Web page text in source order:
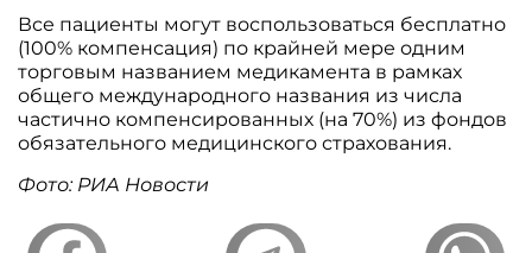
Все пациенты могут воспользоваться бесплатно
(100% компенсация) по крайней мере одним
торговым названием медикамента в рамках
общего международного названия из числа
частично компенсированных (на 70%) из фондов
обязательного медицинского страхования.
Фото: РИА Новости